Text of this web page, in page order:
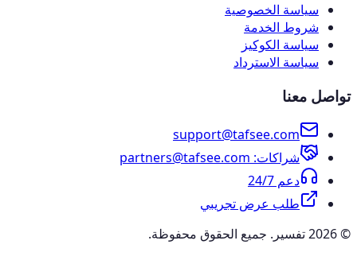
سياسة الخصوصية
شروط الخدمة
سياسة الكوكيز
سياسة الاسترداد
تواصل معنا
support@tafsee.com
شراكات: partners@tafsee.com
دعم 24/7
طلب عرض تجريبي
© 2026 تفسير. جميع الحقوق محفوظة.